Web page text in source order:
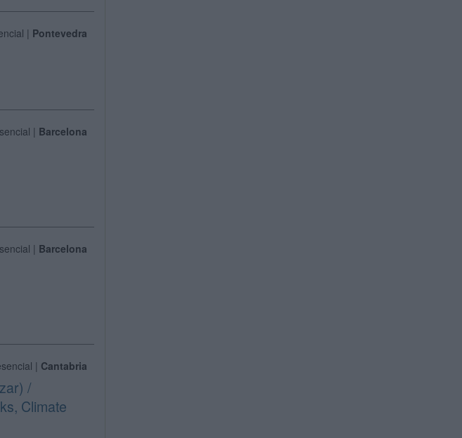
| Pontevedra
| Barcelona
| Barcelona
| Cantabria
/
Climate